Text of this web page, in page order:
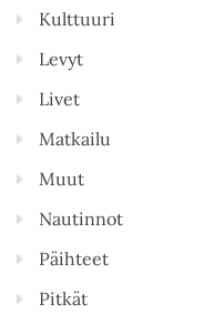
Kulttuuri
Levyt
Livet
Matkailu
Muut
Nautinnot
Päihteet
Pitkät